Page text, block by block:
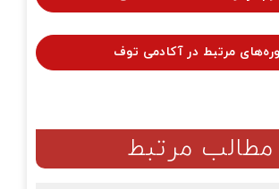
مرتبط در آکادمی توف
مطالب مرتبط